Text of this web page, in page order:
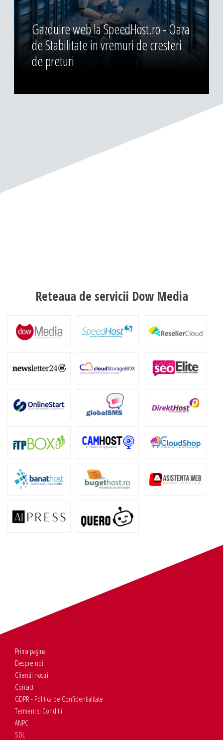
Gazduire web la SpeedHost.ro - Oaza
de Stabilitate in vremuri de cresteri
de preturi
Reteaua de servicii Dow Media
Prima pagina
Despre noi
Clientii nostri
Contact
GDPR - Politica de Confidentialitate
Termeni si Conditii
ANPC
SOL